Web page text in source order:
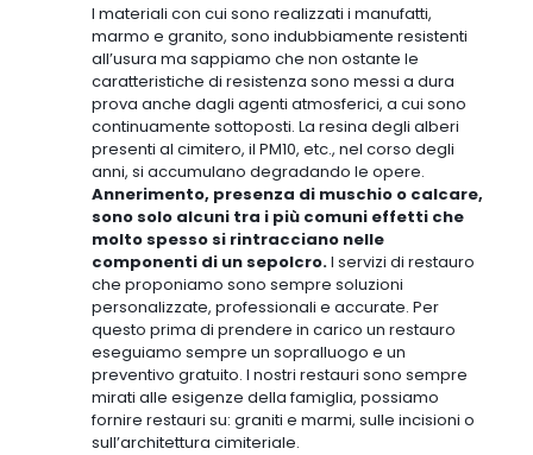
I materiali con cui sono realizzati i manufatti,
marmo e granito, sono indubbiamente resistenti
all’usura ma sappiamo che non ostante le
caratteristiche di resistenza sono messi a dura
prova anche dagli agenti atmosferici, a cui sono
continuamente sottoposti. La resina degli alberi
presenti al cimitero, il PM10, etc., nel corso degli
anni, si accumulano degradando le opere.
Annerimento, presenza di muschio o calcare,
sono solo alcuni tra i più comuni effetti che
molto spesso si rintracciano nelle
componenti di un sepolcro.I servizi di restauro
che proponiamo sono sempre soluzioni
personalizzate, professionali e accurate. Per
questo prima di prendere in carico un restauro
eseguiamo sempre un sopralluogo e un
preventivo gratuito. I nostri restauri sono sempre
mirati alle esigenze della famiglia, possiamo
fornire restauri su: graniti e marmi, sulle incisioni o
sull’architettura cimiteriale.